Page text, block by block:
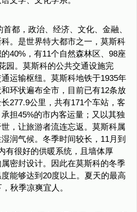
都，政治、经济、文化、金融、
。是世界特大都市之一，莫斯科
40%，有11个自然森林区、98座
园。莫斯科的公共交通设施完
运输枢纽。莫斯科地铁于1935年
环状遍布全市，目前已有12条放
277.9公里，共有171个车站，客
担45%的市内客运量；又以其独
，让旅游者流连忘返。莫斯科属
润气候。冬季时间较长，11月到
有很好的供暖系统，且墙体厚
密封设计。因此在莫斯科的冬季
能够达到20度以上。夏天的最高
秋季凉爽宜人。